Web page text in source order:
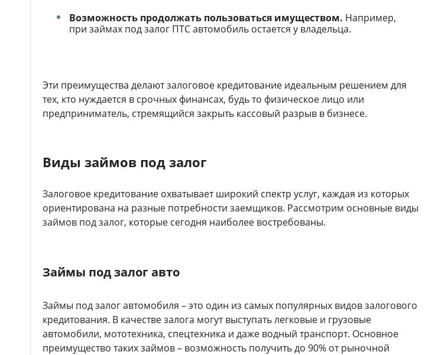
Возможность продолжать пользоваться имуществом. Например,
при займах под залог ПТС автомобиль остается у владельца.
Эти преимущества делают залоговое кредитование идеальным решением для
тех, кто нуждается в срочных финансах, будь то физическое лицо или
предприниматель, стремящийся закрыть кассовый разрыв в бизнесе.
Виды займов под залог
Залоговое кредитование охватывает широкий спектр услуг, каждая из которых
ориентирована на разные потребности заемщиков. Рассмотрим основные виды
займов под залог, которые сегодня наиболее востребованы.
Займы под залог авто
Займы под залог автомобиля – это один из самых популярных видов залогового
кредитования. В качестве залога могут выступать легковые и грузовые
автомобили, мототехника, спецтехника и даже водный транспорт. Основное
преимущество таких займов – возможность получить до 90% от рыночной